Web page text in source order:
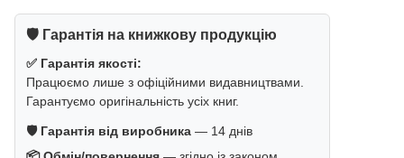
🛡️ Гарантія на книжкову продукцію
✅ Гарантія якості:
Працюємо лише з офіційними видавництвами.
Гарантуємо оригінальність усіх книг.
🛡️ Гарантія від виробника — 14 днів